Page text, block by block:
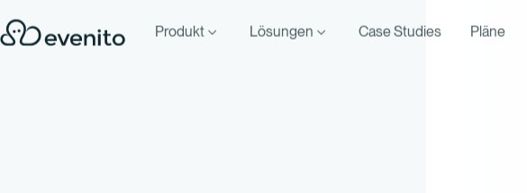
Produkt Lösungen Case Studies Pläne